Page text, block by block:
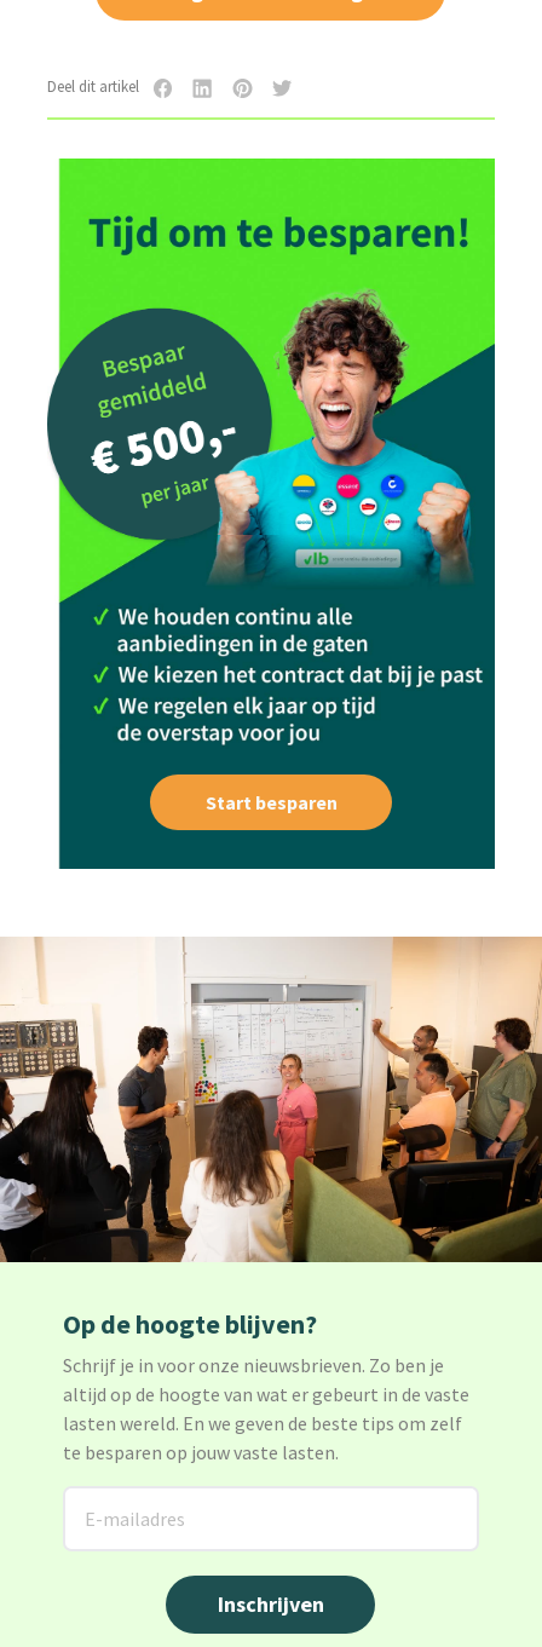
Deel dit artikel
Start besparen
Op de hoogte blijven?
Schrijf je in voor onze nieuwsbrieven. Zo ben je
altijd op de hoogte van wat er gebeurt in de vaste
lasten wereld. En we geven de beste tips om zelf
te besparen op jouw vaste lasten.